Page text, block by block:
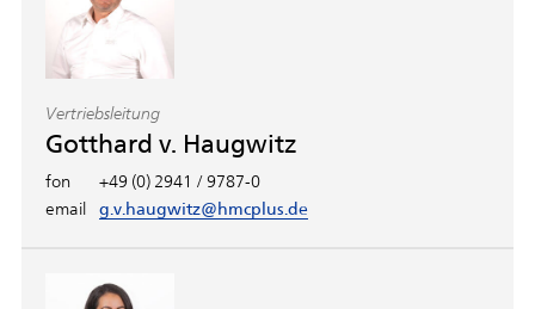
Vertriebsleitung
Gotthard v. Haugwitz
fon
+49 (0) 2941 / 9787-0
email
g.v.haugwitz@hmcplus.de